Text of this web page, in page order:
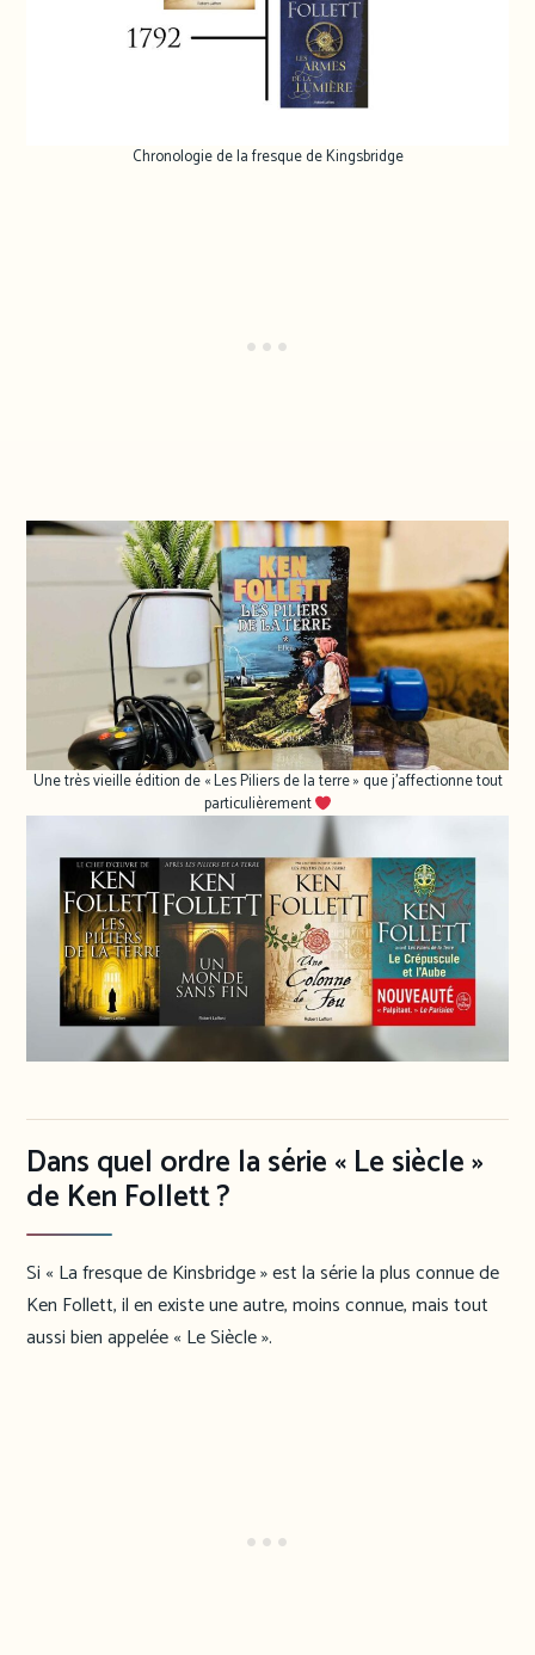
Chronologie de la fresque de Kingsbridge
Une très vieille édition de « Les Piliers de la terre » que j’affectionne tout
particulièrement
Dans quel ordre la série « Le siècle »
de Ken Follett ?
Si « La fresque de Kinsbridge » est la série la plus connue de
Ken Follett, il en existe une autre, moins connue, mais tout
aussi bien appelée « Le Siècle ».